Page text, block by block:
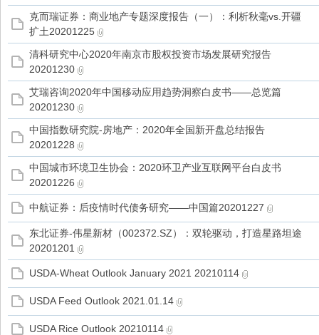
克而瑞证券：商业地产专题深度报告（一）：利析秋毫vs.开疆
扩土20201225
清科研究中心2020年南京市股权投资市场发展研究报告
20201230
艾瑞咨询2020年中国移动应用趋势洞察白皮书——总览篇
20201230
中国指数研究院-房地产：2020年全国新开盘总结报告
20201228
中国城市环境卫生协会：2020环卫产业互联网平台白皮书
20201226
中航证券：后疫情时代债务研究——中国篇20201227
东北证券-伟星新材（002372.SZ）：双轮驱动，打造星路坦途
20201201
USDA-Wheat Outlook January 2021 20210114
USDA Feed Outlook 2021.01.14
USDA Rice Outlook 20210114